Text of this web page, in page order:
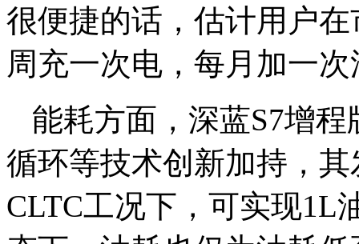
很便捷的话，估计用户
周充一次电，每月加一
能耗方面，深蓝S7增
循环等技术创新加持，
CLTC工况下，可实现1L